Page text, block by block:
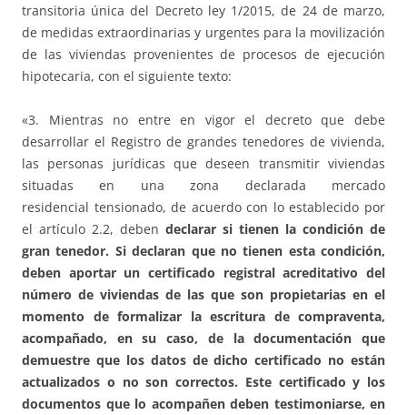
transitoria única del Decreto ley 1/2015, de 24 de marzo,
de medidas extraordinarias y urgentes para la movilización
de las viviendas provenientes de procesos de ejecución
hipotecaria, con el siguiente texto:
«3. Mientras no entre en vigor el decreto que debe
desarrollar el Registro de grandes tenedores de vivienda,
las personas jurídicas que deseen transmitir viviendas
situadas en una zona declarada mercado
residencial tensionado, de acuerdo con lo establecido por
el artículo 2.2, deben declarar si tienen la condición de
gran tenedor. Si declaran que no tienen esta condición,
deben aportar un certificado registral acreditativo del
número de viviendas de las que son propietarias en el
momento de formalizar la escritura de compraventa,
acompañado, en su caso, de la documentación que
demuestre que los datos de dicho certificado no están
actualizados o no son correctos. Este certificado y los
documentos que lo acompañen deben testimoniarse, en